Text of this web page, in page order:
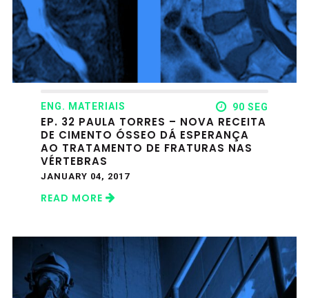
ENG. MATERIAIS 90 SEG
EP. 32 PAULA TORRES – NOVA RECEITA
DE CIMENTO ÓSSEO DÁ ESPERANÇA
AO TRATAMENTO DE FRATURAS NAS
VÉRTEBRAS
JANUARY 04, 2017
READ MORE